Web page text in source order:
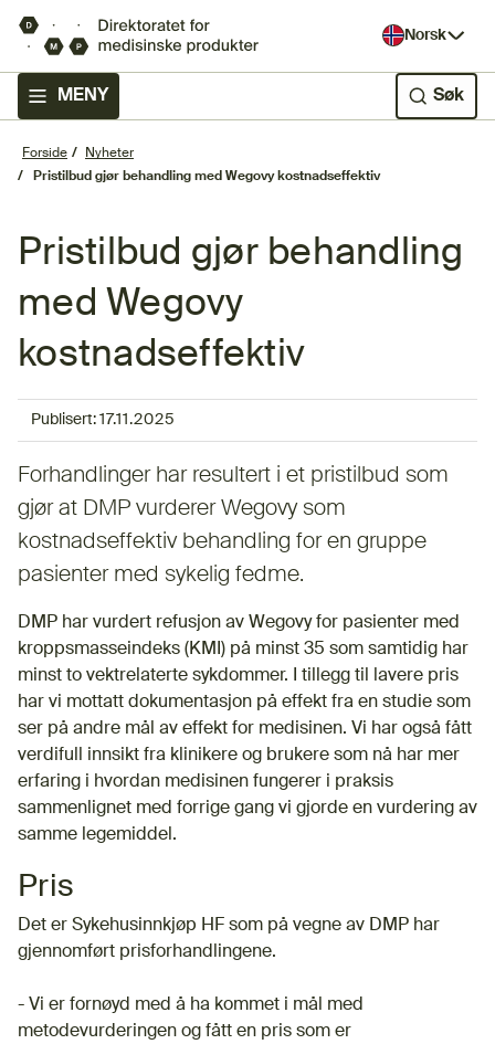
Norsk
MENY Søk
Forside
Nyheter
Pristilbud gjør behandling med Wegovy kostnadseffektiv
Pristilbud gjør behandling
med Wegovy
kostnadseffektiv
Publisert: 17.11.2025
Forhandlinger har resultert i et pristilbud som
gjør at DMP vurderer Wegovy som
kostnadseffektiv behandling for en gruppe
pasienter med sykelig fedme.
DMP har vurdert refusjon av Wegovy for pasienter med
kroppsmasseindeks (KMI) på minst 35 som samtidig har
minst to vektrelaterte sykdommer. I tillegg til lavere pris
har vi mottatt dokumentasjon på effekt fra en studie som
ser på andre mål av effekt for medisinen. Vi har også fått
verdifull innsikt fra klinikere og brukere som nå har mer
erfaring i hvordan medisinen fungerer i praksis
sammenlignet med forrige gang vi gjorde en vurdering av
samme legemiddel.
Pris
Det er Sykehusinnkjøp HF som på vegne av DMP har
gjennomført prisforhandlingene.
- Vi er fornøyd med å ha kommet i mål med
metodevurderingen og fått en pris som er